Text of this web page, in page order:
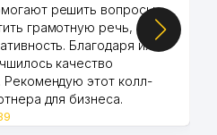
решить вопросы.
грамотную речь,
Благодаря их
качество
Рекомендую этот колл-
для бизнеса.